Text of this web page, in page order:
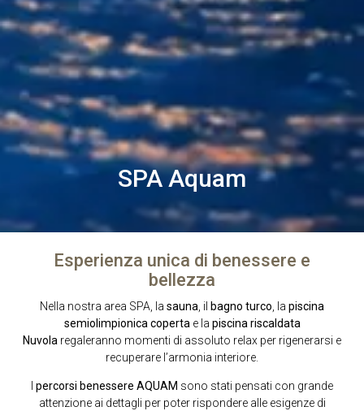
SPA Aquam
Esperienza unica di benessere e
bellezza
Nella nostra area SPA, la sauna , il bagno turco , la piscina
semiolimpionica coperta e la piscina riscaldata
Nuvola regaleranno momenti di assoluto relax per rigenerarsi e
recuperare l’armonia interiore.
percorsi benessere AQUAM sono stati pensati con grande
attenzione ai dettagli per poter rispondere alle esigenze di